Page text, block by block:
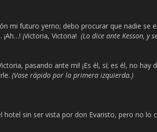
mi futuro yerno; debo procurar que nadie se
¡Victoria, Victoria! (Lo dice ante Kesson, y
pasando ante mí! ¡Es él, sí; es él, no hay
(Vase rápido por la primera izquierda.)
hotel sin ser vista por don Evaristo, pero no lo